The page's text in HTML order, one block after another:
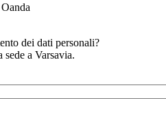
dei dati personali?
a Varsavia.